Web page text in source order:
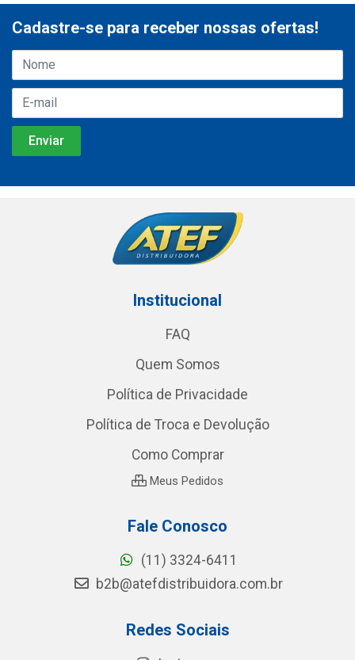
Cadastre-se para receber nossas ofertas!
Institucional
FAQ
Quem Somos
Política de Privacidade
Política de Troca e Devolução
Como Comprar
Meus Pedidos
Fale Conosco
(11) 3324-6411
b2b@atefdistribuidora.com.br
Redes Sociais